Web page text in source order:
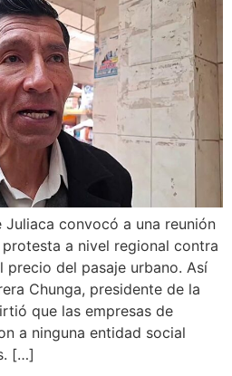
Juliaca convocó a una reunión
a nivel regional contra
precio del pasaje urbano. Así
Chunga, presidente de la
que las empresas de
a ninguna entidad social
[…]